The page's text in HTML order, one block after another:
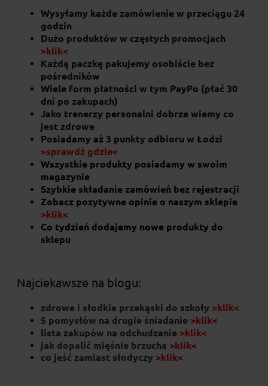
do koszyka
Baton kawowy Agent Cooper 70g
do koszyka
Wysyłamy każde zamówienie w przeciągu 24
godzin
Dużo produktów w częstych promocjach
>klik<
Każdą paczkę pakujemy osobiście bez
pośredników
Wiele form płatności w tym PayPo (płać 30
dni po zakupach)
Jako trenerzy personalni dobrze wiemy co
jest zdrowe
Posiadamy aż 3 punkty odbioru w Łodzi
>sprawdź gdzie<
Wszystkie produkty posiadamy w swoim
magazynie
Szybkie składanie zamówień bez rejestracji
Zobacz pozytywne opinie o naszym sklepie
>klik<
Co tydzień dodajemy nowe produkty do
sklepu
Najciekawsze na blogu:
zdrowe i słodkie przekąski do szkoły >klik<
5 pomysłów na drugie śniadanie >klik<
lista zakupów na odchudzanie >klik<
jak dopalić mięśnie brzucha >klik<
co jeść zamiast słodyczy >klik<